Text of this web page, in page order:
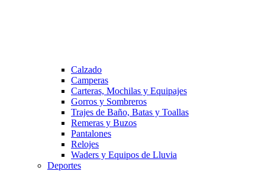
Calzado
Camperas
Carteras, Mochilas y Equipajes
Gorros y Sombreros
Trajes de Baño, Batas y Toallas
Remeras y Buzos
Pantalones
Relojes
Waders y Equipos de Lluvia
Deportes